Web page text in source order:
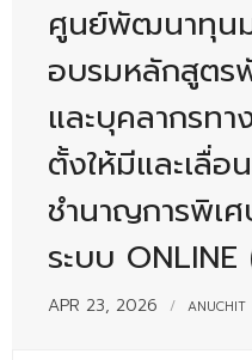
หลักสูตร
- วิทยาศาสตรบัณฑิต
- - วิทยาการคอมพิวเตอร์
- - วิทยาศาสตร์เครื่องสำอาง
- - อาชีวอนามัยและความปลอด
- - อนามัยสิ่งแวดล้อมและสาธา
ศูนย์พัฒนาทุน
อบรมหลักสูตร
และบุคลากรท
ตั้งให้มีและเลื่อ
ชำนาญการพิเ
ระบบ ONLINE
APR 23, 2026 ANUCHIT